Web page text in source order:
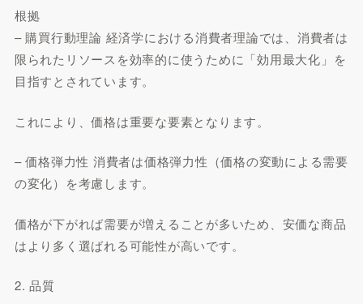
根拠
– 購買行動理論 経済学における消費者理論では、消費者は
限られたリソースを効率的に使うために「効用最大化」を
目指すとされています。
これにより、価格は重要な要素となります。
– 価格弾力性 消費者は価格弾力性（価格の変動による需要
の変化）を考慮します。
価格が下がれば需要が増えることが多いため、安価な商品
はより多く選ばれる可能性が高いです。
2. 品質